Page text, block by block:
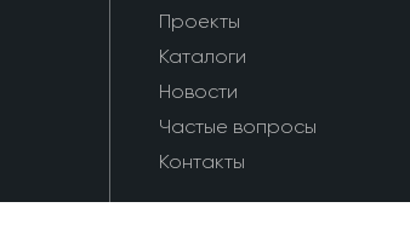
Проекты
Каталоги
Новости
Частые вопросы
Контакты